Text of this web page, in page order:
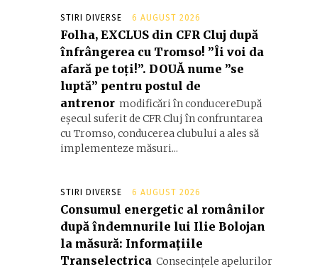
STIRI DIVERSE 6 AUGUST 2026
Folha, EXCLUS din CFR Cluj după
înfrângerea cu Tromso! ”Îi voi da
afară pe toți!”. DOUĂ nume ”se
luptă” pentru postul de
antrenor modificări în conducereDupă
eșecul suferit de CFR Cluj în confruntarea
cu Tromso, conducerea clubului a ales să
implementeze măsuri...
STIRI DIVERSE 6 AUGUST 2026
Consumul energetic al românilor
după îndemnurile lui Ilie Bolojan
la măsură: Informațiile
Transelectrica Consecințele apelurilor